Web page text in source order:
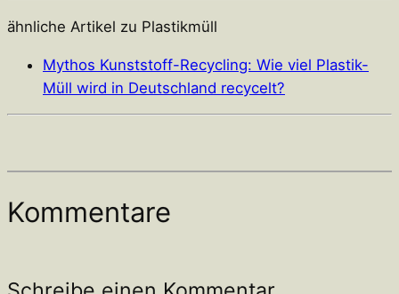
ähnliche Artikel zu Plastikmüll
Mythos Kunststoff-Recycling: Wie viel Plastik-
Müll wird in Deutschland recycelt?
Kommentare